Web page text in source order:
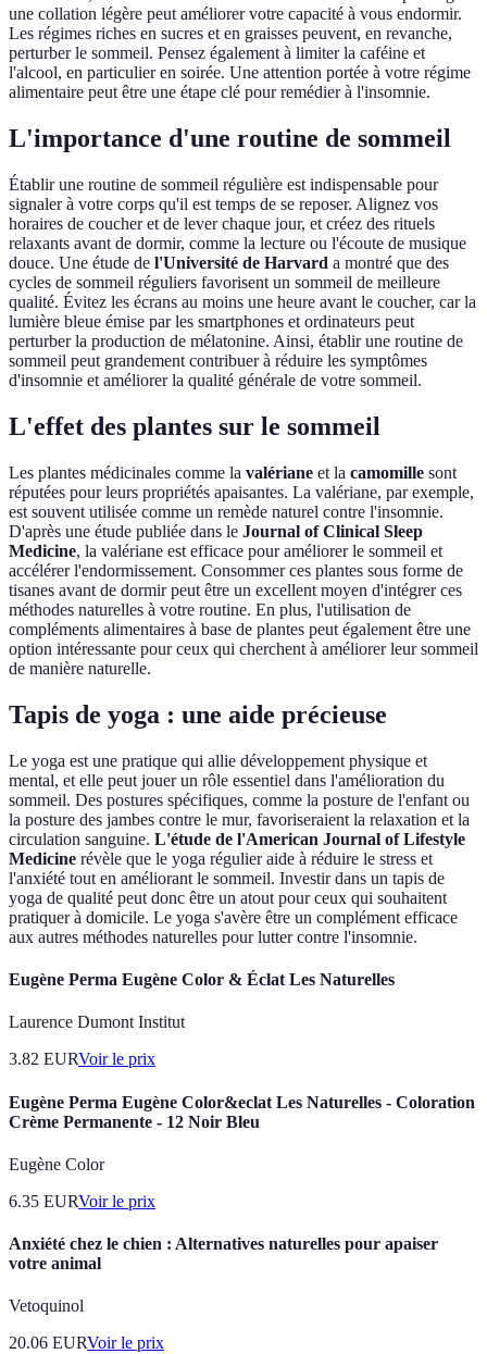
une collation légère peut améliorer votre capacité à vous endormir.
Les régimes riches en sucres et en graisses peuvent, en revanche,
perturber le sommeil. Pensez également à limiter la caféine et
l'alcool, en particulier en soirée. Une attention portée à votre régime
alimentaire peut être une étape clé pour remédier à l'insomnie.
L'importance d'une routine de sommeil
Établir une routine de sommeil régulière est indispensable pour
signaler à votre corps qu'il est temps de se reposer. Alignez vos
horaires de coucher et de lever chaque jour, et créez des rituels
relaxants avant de dormir, comme la lecture ou l'écoute de musique
douce. Une étude de l'Université de Harvard a montré que des
cycles de sommeil réguliers favorisent un sommeil de meilleure
qualité. Évitez les écrans au moins une heure avant le coucher, car la
lumière bleue émise par les smartphones et ordinateurs peut
perturber la production de mélatonine. Ainsi, établir une routine de
sommeil peut grandement contribuer à réduire les symptômes
d'insomnie et améliorer la qualité générale de votre sommeil.
L'effet des plantes sur le sommeil
Les plantes médicinales comme la valériane et la camomille sont
réputées pour leurs propriétés apaisantes. La valériane, par exemple,
est souvent utilisée comme un remède naturel contre l'insomnie.
D'après une étude publiée dans le Journal of Clinical Sleep
Medicine, la valériane est efficace pour améliorer le sommeil et
accélérer l'endormissement. Consommer ces plantes sous forme de
tisanes avant de dormir peut être un excellent moyen d'intégrer ces
méthodes naturelles à votre routine. En plus, l'utilisation de
compléments alimentaires à base de plantes peut également être une
option intéressante pour ceux qui cherchent à améliorer leur sommeil
de manière naturelle.
Tapis de yoga : une aide précieuse
Le yoga est une pratique qui allie développement physique et
mental, et elle peut jouer un rôle essentiel dans l'amélioration du
sommeil. Des postures spécifiques, comme la posture de l'enfant ou
la posture des jambes contre le mur, favoriseraient la relaxation et la
circulation sanguine. L'étude de l'American Journal of Lifestyle
Medicine révèle que le yoga régulier aide à réduire le stress et
l'anxiété tout en améliorant le sommeil. Investir dans un tapis de
yoga de qualité peut donc être un atout pour ceux qui souhaitent
pratiquer à domicile. Le yoga s'avère être un complément efficace
aux autres méthodes naturelles pour lutter contre l'insomnie.
Eugène Perma Eugène Color & Éclat Les Naturelles
Laurence Dumont Institut
3.82 EURVoir le prix
Eugène Perma Eugène Color&eclat Les Naturelles - Coloration
Crème Permanente - 12 Noir Bleu
Eugène Color
6.35 EURVoir le prix
Anxiété chez le chien : Alternatives naturelles pour apaiser
votre animal
Vetoquinol
20.06 EURVoir le prix